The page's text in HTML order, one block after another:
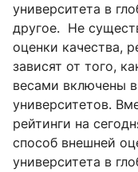
университета в
другое. Не
оценки качества,
зависят от того,
весами включены
университетов.
рейтинги на
способ внешней
университета в